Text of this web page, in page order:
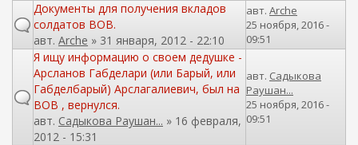
Документы для получения вкладов
солдатов ВОВ.
авт. Arche » 31 января, 2012 - 22:10
авт. Arche
25 ноября, 2016 -
09:51
Я ищу информацию о своем дедушке -
Арсланов Габделари (или Барый, или
Габделбарый) Арслагалиевич, был на
ВОВ , вернулся.
авт. Садыкова Раушан... » 16 февраля,
2012 - 15:31
авт. Садыкова
Раушан...
25 ноября, 2016 -
09:51